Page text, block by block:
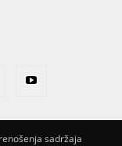
sadržaja